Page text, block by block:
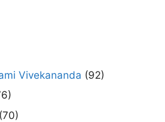
Vivekananda (92)